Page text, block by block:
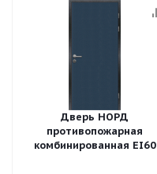
Дверь НОРД
противопожарная
комбинированная EI60